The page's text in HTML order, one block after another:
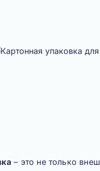
– это не только